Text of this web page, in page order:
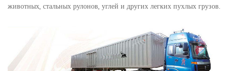
животных, стальных рулонов, углей и других легких пухлых грузов.